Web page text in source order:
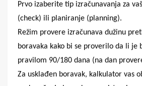
Prvo izaberite tip izračunavanja za
(check) ili planiranje (planning).
Režim provere izračunava dužinu
boravaka kako bi se proverilo da li je
pravilom 90/180 dana (na dan
Za usklađen boravak, kalkulator vas